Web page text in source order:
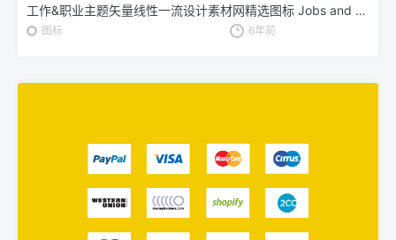
工作&职业主题矢量线性一流设计素材网精选图标 Jobs and Careers Vector Icons
图标 6年前